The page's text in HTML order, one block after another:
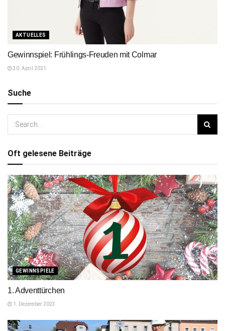
AKTUELLES
Gewinnspiel: Frühlings-Freuden mit Colmar
30. April 2021
Suche
Oft gelesene Beiträge
GEWINNSPIELE
1. Adventtürchen
1. Dezember 2023